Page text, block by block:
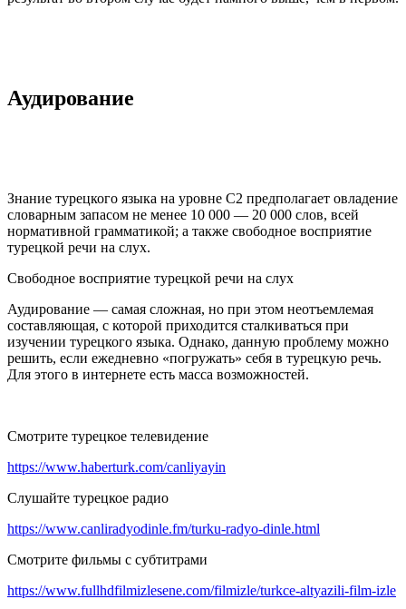
Аудирование
Знание турецкого языка на уровне С2 предполагает овладение
словарным запасом не менее 10 000 — 20 000 слов, всей
нормативной грамматикой; а также свободное восприятие
турецкой речи на слух.
Свободное восприятие турецкой речи на слух
Аудирование — самая сложная, но при этом неотъемлемая
составляющая, с которой приходится сталкиваться при
изучении турецкого языка. Однако, данную проблему можно
решить, если ежедневно «погружать» себя в турецкую речь.
Для этого в интернете есть масса возможностей.
Смотрите турецкое телевидение
https://www.haberturk.com/canliyayin
Слушайте турецкое радио
https://www.canliradyodinle.fm/turku-radyo-dinle.html
Смотрите фильмы с субтитрами
https://www.fullhdfilmizlesene.com/filmizle/turkce-altyazili-film-izle